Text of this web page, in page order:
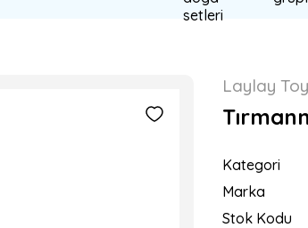
Laylay
Kategori
Marka
Stok Kodu